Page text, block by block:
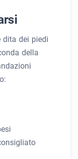
dita dei piedi
della